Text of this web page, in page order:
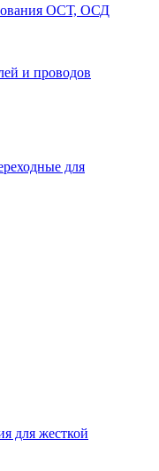
ОСТ, ОСД
и проводов
для
для жесткой